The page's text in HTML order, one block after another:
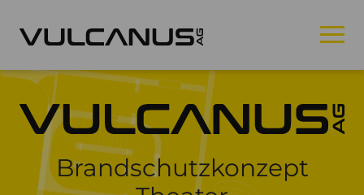
Brandschutzkonzept